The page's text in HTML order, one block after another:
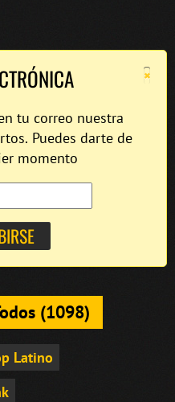
×
tu correo nuestra
Puedes darte de
momento
(1098)
Latino